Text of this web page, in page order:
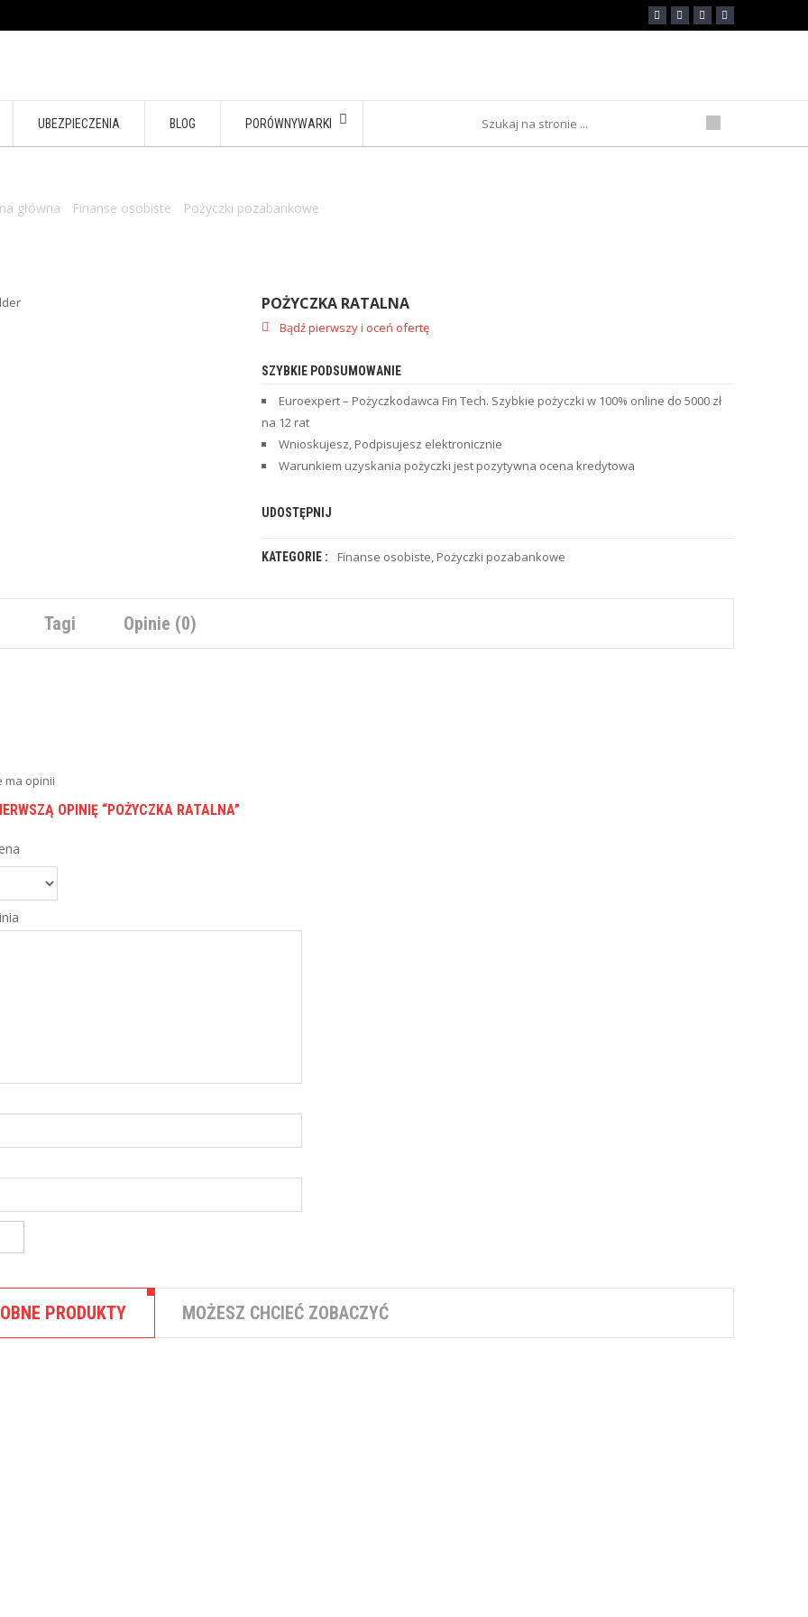
UBEZPIECZENIA BLOG PORÓWNYWARKI
główna Finanse osobiste Pożyczki pozabankowe
POŻYCZKA RATALNA
Bądź pierwszy i oceń ofertę
SZYBKIE PODSUMOWANIE
Euroexpert – Pożyczkodawca Fin Tech. Szybkie pożyczki w 100% online do 5000 zł
na 12 rat
Wnioskujesz, Podpisujesz elektronicznie
Warunkiem uzyskania pożyczki jest pozytywna ocena kredytowa
UDOSTĘPNIJ
KATEGORIE : Finanse osobiste, Pożyczki pozabankowe
Tagi Opinie (0)
ma opinii
OPINIĘ “POŻYCZKA RATALNA”
PRODUKTY MOŻESZ CHCIEĆ ZOBACZYĆ